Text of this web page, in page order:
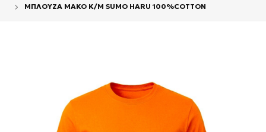
ΜΠΛΟΥΖΑ ΜΑΚΟ Κ/Μ SUMO HARU 100%COTTON